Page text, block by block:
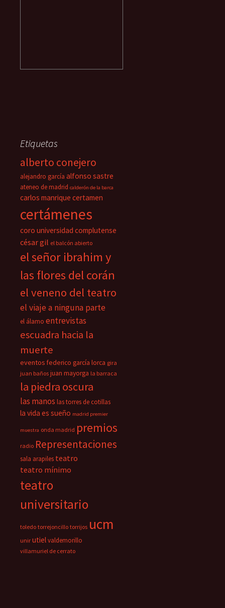
Etiquetas
alberto conejero
alejandro garcía alfonso sastre
ateneo de madrid calderón de la barca
carlos manrique certamen
certámenes
coro universidad complutense
césar gil el balcón abierto
el señor ibrahim y
las flores del corán
el veneno del teatro
el viaje a ninguna parte
el álamo entrevistas
escuadra hacia la
muerte
eventos federico garcía lorca gira
juan baños juan mayorga la barraca
la piedra oscura
las manos las torres de cotillas
la vida es sueño madrid premier
muestra onda madrid premios
radio Representaciones
sala arapiles teatro
teatro mínimo
teatro
universitario
toledo torrejoncillo torrijos ucm
unir utielvaldemorillo
villamuriel de cerrato